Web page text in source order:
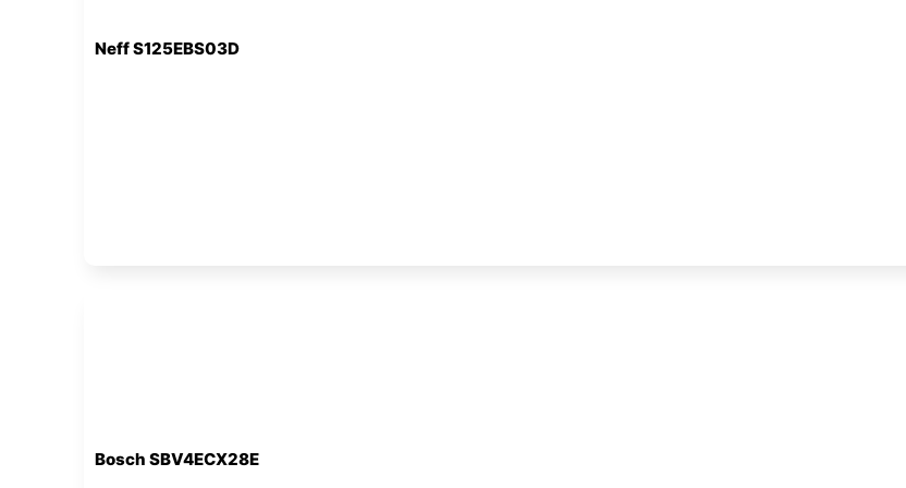
Neff S125EBS03D
Bosch SBV4ECX28E